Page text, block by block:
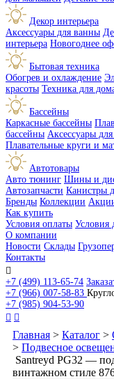
Декор интерьера
Аксессуары для ванны
интерьера Новогоднее
Бытовая техника
Обогрев и охлаждение
красоты Техника для
Бассейны
Каркасные бассейны
бассейны Аксессуары
Плавательные круги и
Автотовары
Авто тюнинг Шины и
Автозапчасти Канистры
Бренды Коллекции
Как купить
Условия оплаты Условия
О компании
Новости Склады
Контакты

+7 (499) 113-65-74
+7 (966) 007-58-83
+7 (985) 904-53-90
 
Главная > Каталог >
> Подвесное
Santreyd PG32 —
винтажном стиле